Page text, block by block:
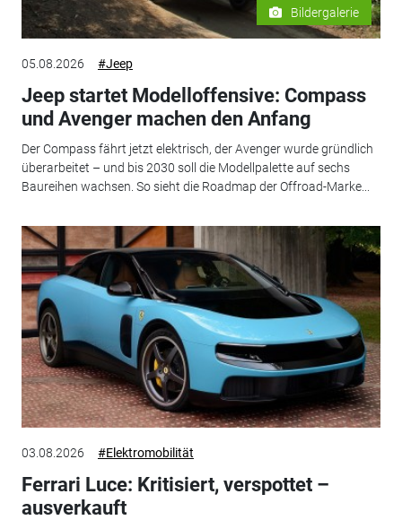
Bildergalerie
05.08.2026 #Jeep
Jeep startet Modelloffensive: Compass
und Avenger machen den Anfang
Der Compass fährt jetzt elektrisch, der Avenger wurde gründlich
überarbeitet – und bis 2030 soll die Modellpalette auf sechs
Baureihen wachsen. So sieht die Roadmap der Offroad-Marke...
03.08.2026 #Elektromobilität
Ferrari Luce: Kritisiert, verspottet –
ausverkauft